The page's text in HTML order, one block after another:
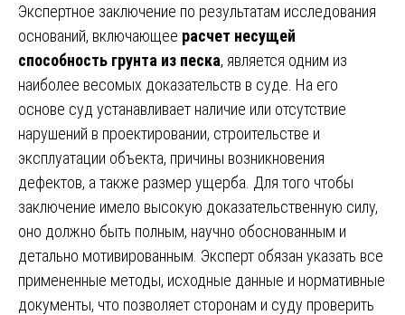
Экспертное заключение по результатам исследования
оснований, включающее расчет несущей
способность грунта из песка, является одним из
наиболее весомых доказательств в суде. На его
основе суд устанавливает наличие или отсутствие
нарушений в проектировании, строительстве и
эксплуатации объекта, причины возникновения
дефектов, а также размер ущерба. Для того чтобы
заключение имело высокую доказательственную силу,
оно должно быть полным, научно обоснованным и
детально мотивированным. Эксперт обязан указать все
примененные методы, исходные данные и нормативные
документы, что позволяет сторонам и суду проверить